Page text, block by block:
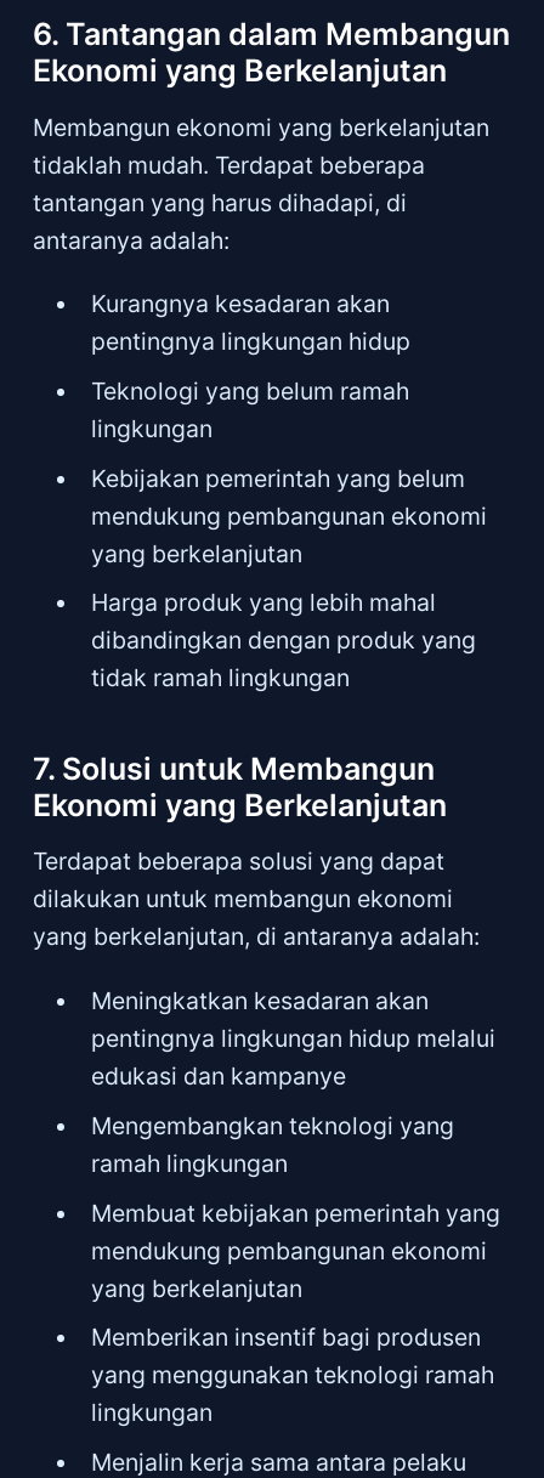
6. Tantangan dalam Membangun
Ekonomi yang Berkelanjutan
Membangun ekonomi yang berkelanjutan
tidaklah mudah. Terdapat beberapa
tantangan yang harus dihadapi, di
antaranya adalah:
Kurangnya kesadaran akan
pentingnya lingkungan hidup
Teknologi yang belum ramah
lingkungan
Kebijakan pemerintah yang belum
mendukung pembangunan ekonomi
yang berkelanjutan
Harga produk yang lebih mahal
dibandingkan dengan produk yang
tidak ramah lingkungan
7. Solusi untuk Membangun
Ekonomi yang Berkelanjutan
Terdapat beberapa solusi yang dapat
dilakukan untuk membangun ekonomi
yang berkelanjutan, di antaranya adalah:
Meningkatkan kesadaran akan
pentingnya lingkungan hidup melalui
edukasi dan kampanye
Mengembangkan teknologi yang
ramah lingkungan
Membuat kebijakan pemerintah yang
mendukung pembangunan ekonomi
yang berkelanjutan
Memberikan insentif bagi produsen
yang menggunakan teknologi ramah
lingkungan
Menjalin kerja sama antara pelaku